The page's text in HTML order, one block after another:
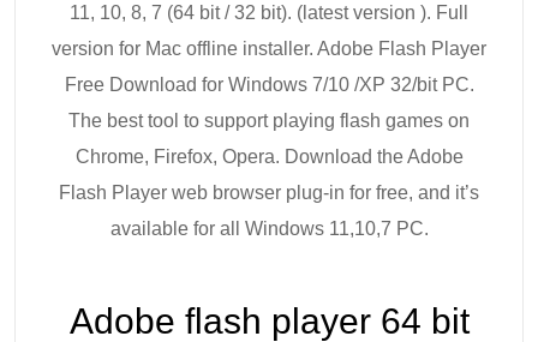
11, 10, 8, 7 (64 bit / 32 bit). (latest version ). Full
version for Mac offline installer. Adobe Flash Player
Free Download for Windows 7/10 /XP 32/bit PC.
The best tool to support playing flash games on
Chrome, Firefox, Opera. Download the Adobe
Flash Player web browser plug-in for free, and it’s
available for all Windows 11,10,7 PC.
Adobe flash player 64 bit